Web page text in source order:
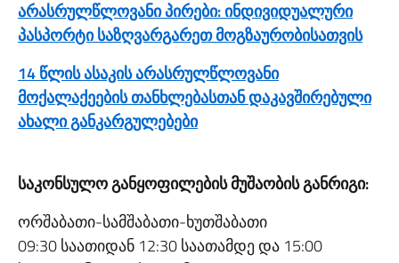
არასრულწლოვანი პირები: ინდივიდუალური
პასპორტი საზღვარგარეთ მოგზაურობისათვის
14 წლის ასაკის არასრულწლოვანი
მოქალაქეების თანხლებასთან დაკავშირებული
ახალი განკარგულებები
საკონსულო განყოფილების მუშაობის განრიგი:
ორშაბათი-სამშაბათი-ხუთშაბათი
09:30 საათიდან 12:30 საათამდე და 15:00